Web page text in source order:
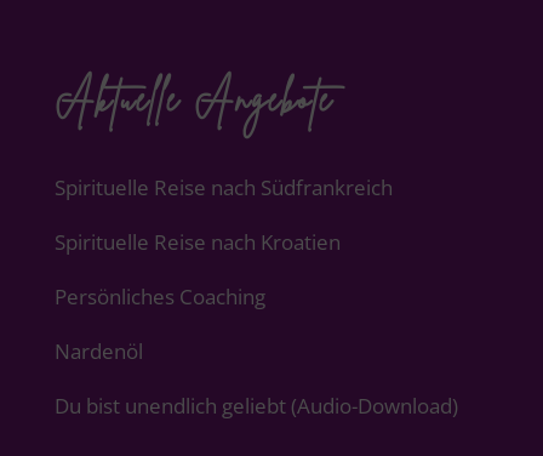
Aktuelle Angebote
Spirituelle Reise nach Südfrankreich
Spirituelle Reise nach Kroatien
Persönliches Coaching
Nardenöl
Du bist unendlich geliebt (Audio-Download)